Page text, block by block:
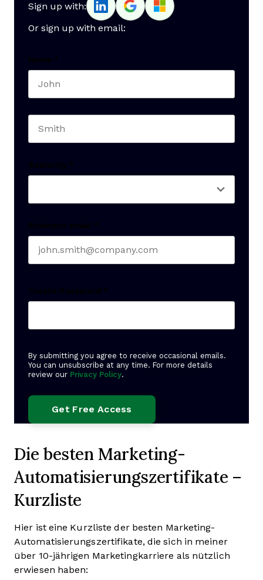
Sign up with:
Or sign up with email:
Name *
Seniority *
Business email *
Create Password *
By submitting you agree to receive occasional emails.
You can unsubscribe at any time. For more details
review our Privacy Policy.
Die besten Marketing-
Automatisierungszertifikate –
Kurzliste
Hier ist eine Kurzliste der besten Marketing-
Automatisierungszertifikate, die sich in meiner
über 10-jährigen Marketingkarriere als nützlich
erwiesen haben: